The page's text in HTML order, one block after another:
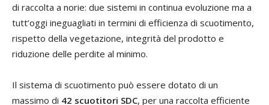
di raccolta a norie: due sistemi in continua evoluzione ma a
tutt’oggi ineguagliati in termini di efficienza di scuotimento,
rispetto della vegetazione, integrità del prodotto e
riduzione delle perdite al minimo.
Il sistema di scuotimento può essere dotato di un
massimo di 42 scuotitori SDC, per una raccolta efficiente